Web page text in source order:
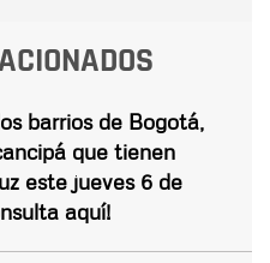
barrios de Bogotá,
que tienen
este jueves 6 de
aquí!